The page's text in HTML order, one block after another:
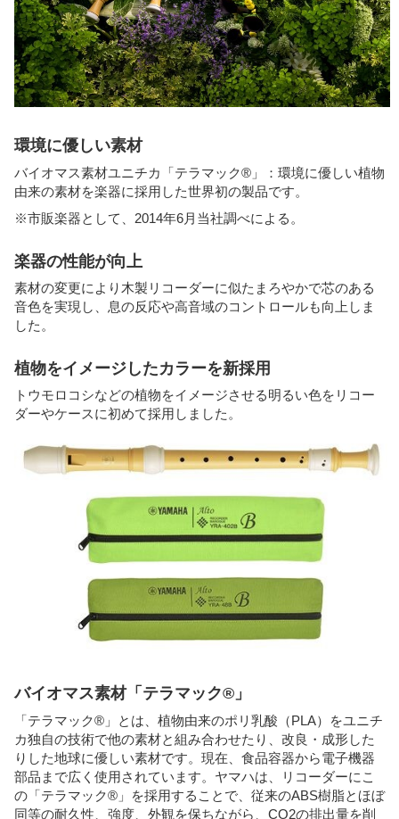
環境に優しい素材
バイオマス素材ユニチカ「テラマック®」：環境に優しい植物
由来の素材を楽器に採用した世界初の製品です。
※市販楽器として、2014年6月当社調べによる。
楽器の性能が向上
素材の変更により木製リコーダーに似たまろやかで芯のある
音色を実現し、息の反応や高音域のコントロールも向上しま
した。
植物をイメージしたカラーを新採用
トウモロコシなどの植物をイメージさせる明るい色をリコー
ダーやケースに初めて採用しました。
バイオマス素材「テラマック®」
「テラマック®」とは、植物由来のポリ乳酸（PLA）をユニチ
カ独自の技術で他の素材と組み合わせたり、改良・成形した
りした地球に優しい素材です。現在、食品容器から電子機器
部品まで広く使用されています。ヤマハは、リコーダーにこ
の「テラマック®」を採用することで、従来のABS樹脂とほぼ
同等の耐久性、強度、外観を保ちながら、CO2の排出量を削